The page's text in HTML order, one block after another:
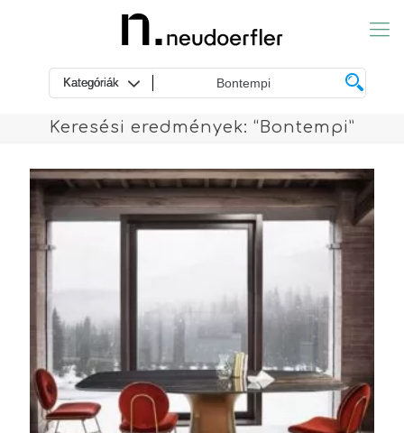
Keresési eredmények: “Bontempi”